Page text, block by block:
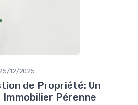
25/12/2025
de Propriété: Un
Pérenne